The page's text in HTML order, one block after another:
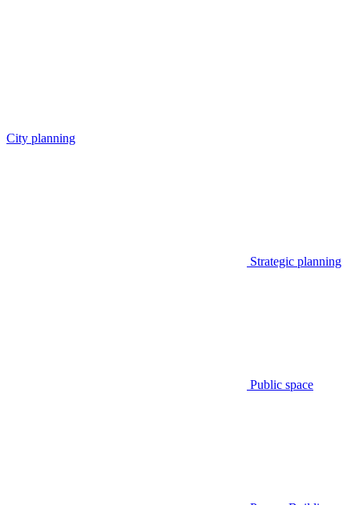
City planning
Strategic planning
Public space